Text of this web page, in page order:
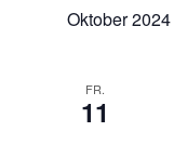
Oktober 2024
FR.
11